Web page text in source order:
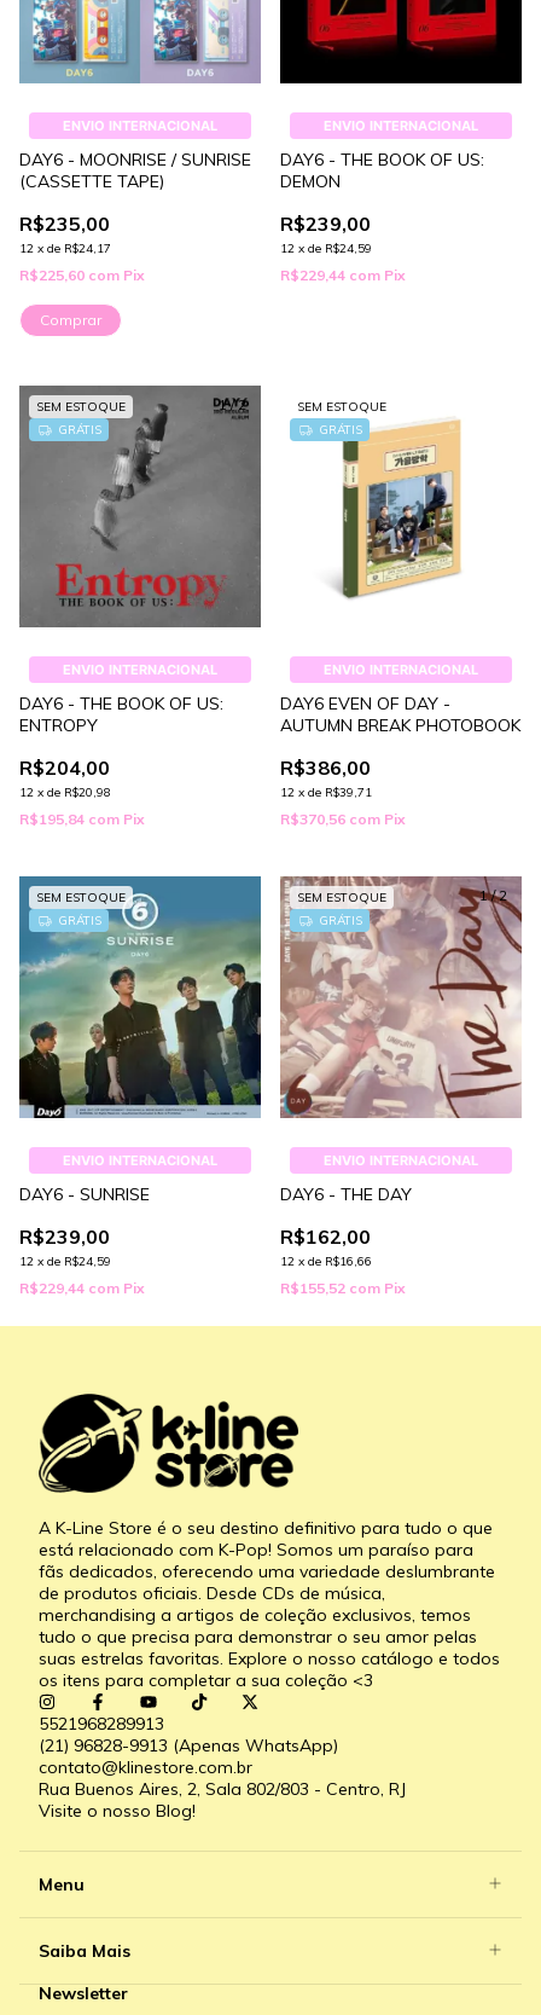
ENVIO INTERNACIONAL
DAY6 - MOONRISE / SUNRISE
(CASSETTE TAPE)
R$235,00
12 x de R$24,17
R$225,60 com Pix
Comprar
ENVIO INTERNACIONAL
DAY6 - THE BOOK OF US:
DEMON
R$239,00
12 x de R$24,59
R$229,44 com Pix
1/2
SEM ESTOQUE
GRÁTIS
ENVIO INTERNACIONAL
DAY6 - THE BOOK OF US:
ENTROPY
R$204,00
12 x de R$20,98
R$195,84 com Pix
SEM ESTOQUE
GRÁTIS
ENVIO INTERNACIONAL
DAY6 EVEN OF DAY -
AUTUMN BREAK PHOTOBOOK
R$386,00
12 x de R$39,71
R$370,56 com Pix
SEM ESTOQUE
GRÁTIS
ENVIO INTERNACIONAL
DAY6 - SUNRISE
R$239,00
12 x de R$24,59
R$229,44 com Pix
1/2
SEM ESTOQUE
GRÁTIS
ENVIO INTERNACIONAL
DAY6 - THE DAY
R$162,00
12 x de R$16,66
R$155,52 com Pix
A K-Line Store é o seu destino definitivo para tudo o que
está relacionado com K-Pop! Somos um paraíso para
fãs dedicados, oferecendo uma variedade deslumbrante
de produtos oficiais. Desde CDs de música,
merchandising a artigos de coleção exclusivos, temos
tudo o que precisa para demonstrar o seu amor pelas
suas estrelas favoritas. Explore o nosso catálogo e todos
os itens para completar a sua coleção <3
5521968289913
(21) 96828-9913 (Apenas WhatsApp)
contato@klinestore.com.br
Rua Buenos Aires, 2, Sala 802/803 - Centro, RJ
Visite o nosso Blog!
Menu
Saiba Mais
Newsletter